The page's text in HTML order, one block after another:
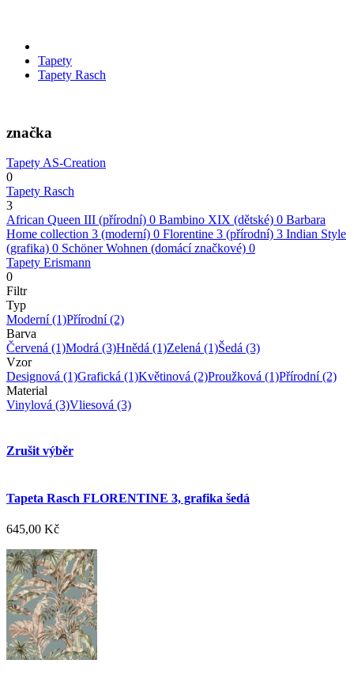
Tapety
Tapety Rasch
značka
Tapety AS-Creation
0
Tapety Rasch
3
African Queen III (přírodní) 0 Bambino XIX (dětské) 0 Barbara
Home collection 3 (moderní) 0 Florentine 3 (přírodní) 3 Indian Style
(grafika) 0 Schöner Wohnen (domácí značkové) 0
Tapety Erismann
0
Filtr
Typ
Moderní(1)Přírodní(2)
Barva
Červená (1)Modrá (3)Hnědá (1)Zelená (1)Šedá (3)
Vzor
Designová (1)Grafická (1)Květinová (2)Proužková (1)Přírodní(2)
Material
Vinylová (3)Vliesová (3)
Zrušit výběr
Tapeta Rasch FLORENTINE 3, grafika šedá
645,00 Kč